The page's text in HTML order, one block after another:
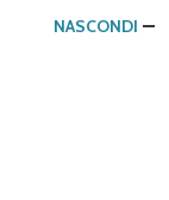
NASCONDI